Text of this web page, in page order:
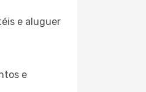
e aluguer
e